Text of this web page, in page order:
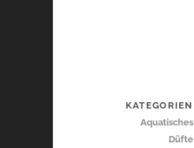
KATEGORIEN
Aquatisches
Düfte